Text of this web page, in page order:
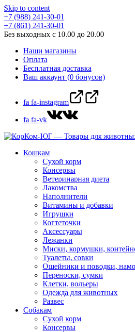
Skip to content
+7 (988) 241-30-01
+7 (861) 241-30-01
Без выходных с 10.00 до 20.00
Наши магазины
Оплата
Бесплатная доставка
Ваш аккаунт (0 бонусов)
fa fa-instagram
fa fa-vk
Кошкам
Сухой корм
Консервы
Ветеринарная диета
Лакомства
Наполнители
Витамины и добавки
Игрушки
Когтеточки
Аксессуары
Лежанки
Миски, кормушки,
Туалеты, совки
Ошейники и поводки,
Переноски, сумки
Клетки, вольеры
Одежда для животных
Развес
Собакам
Сухой корм
Консервы